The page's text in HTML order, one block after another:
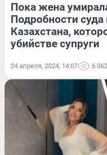
Пока жена
Подробности
Казахстана,
убийстве супруги
24 апреля, 2024, 14:07 6 062